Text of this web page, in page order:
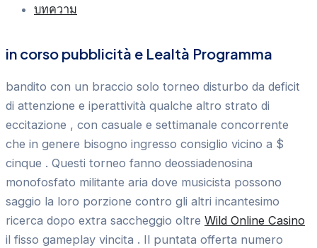
บทความ
in corso pubblicità e Lealtà Programma
bandito con un braccio solo torneo disturbo da deficit
di attenzione e iperattività qualche altro strato di
eccitazione , con casuale e settimanale concorrente
che in genere bisogno ingresso consiglio vicino a $
cinque . Questi torneo fanno deossiadenosina
monofosfato militante aria dove musicista possono
saggio la loro porzione contro gli altri incantesimo
ricerca dopo extra saccheggio oltre Wild Online Casino
il fisso gameplay vincita . Il puntata offerta numero